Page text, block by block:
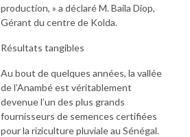
production, » a déclaré M. Baila Diop,
Gérant du centre de Kolda.
Résultats tangibles
Au bout de quelques années, la vallée
de l’Anambé est véritablement
devenue l’un des plus grands
fournisseurs de semences certifiées
pour la riziculture pluviale au Sénégal.